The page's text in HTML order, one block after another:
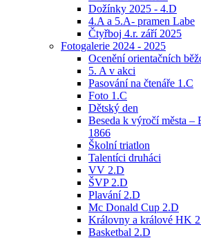
Dožínky 2025 - 4.D
4.A a 5.A- pramen Labe
Čtyřboj 4.r. září 2025
Fotogalerie 2024 - 2025
Ocenění orientačních
5. A v akci
Pasování na čtenáře 1.C
Foto 1.C
Dětský den
Beseda k výročí města
1866
Školní triatlon
Talentíci druháci
VV 2.D
ŠVP 2.D
Plavání 2.D
Mc Donald Cup 2.D
Královny a králové HK
Basketbal 2.D